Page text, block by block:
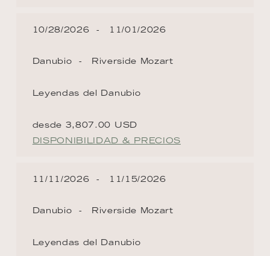
10/28/2026 11/01/2026
Danubio Riverside Mozart
Leyendas del Danubio
desde 3,807.00 USD
DISPONIBILIDAD & PRECIOS
11/11/2026 11/15/2026
Danubio Riverside Mozart
Leyendas del Danubio